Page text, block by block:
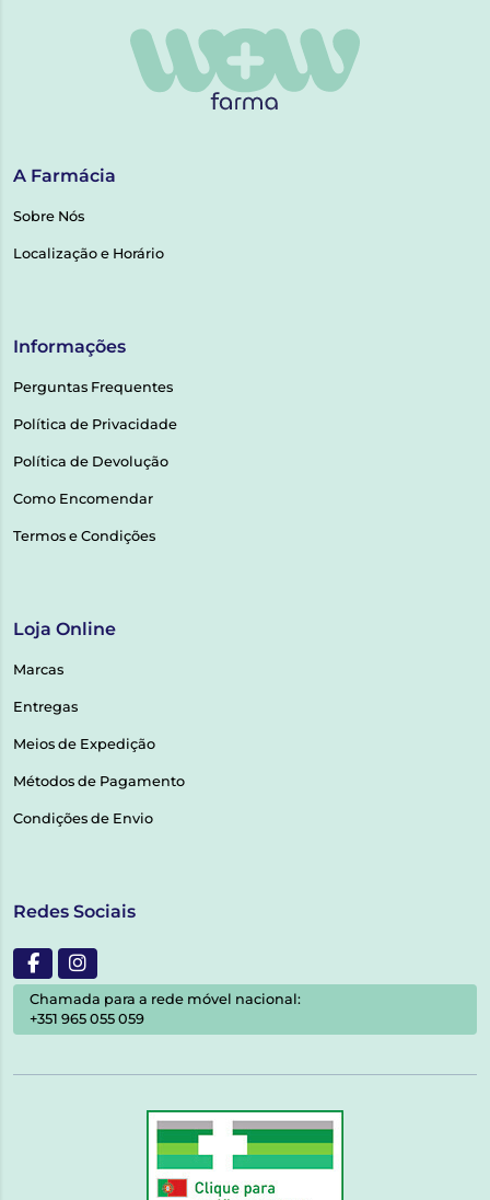
A Farmácia
Sobre Nós
Localização e Horário
Informações
Perguntas Frequentes
Política de Privacidade
Política de Devolução
Como Encomendar
Termos e Condições
Loja Online
Marcas
Entregas
Meios de Expedição
Métodos de Pagamento
Condições de Envio
Redes Sociais
Chamada para a rede móvel nacional:
+351 965 055 059